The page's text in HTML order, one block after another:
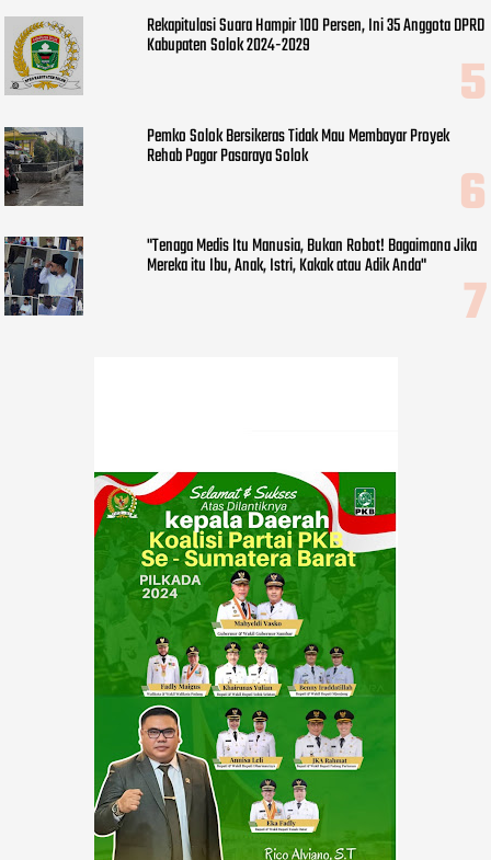
Rekapitulasi Suara Hampir 100 Persen, Ini 35 Anggota DPRD
Kabupaten Solok 2024-2029
Pemko Solok Bersikeras Tidak Mau Membayar Proyek
Rehab Pagar Pasaraya Solok
"Tenaga Medis Itu Manusia, Bukan Robot! Bagaimana Jika
Mereka itu Ibu, Anak, Istri, Kakak atau Adik Anda"